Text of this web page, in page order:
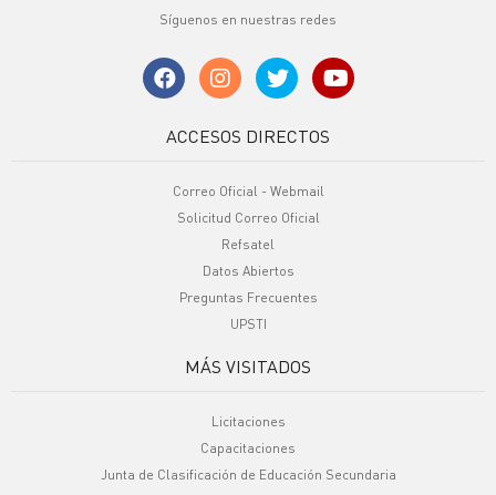
Síguenos en nuestras redes
ACCESOS DIRECTOS
Correo Oficial - Webmail
Solicitud Correo Oficial
Refsatel
Datos Abiertos
Preguntas Frecuentes
UPSTI
MÁS VISITADOS
Licitaciones
Capacitaciones
Junta de Clasificación de Educación Secundaria